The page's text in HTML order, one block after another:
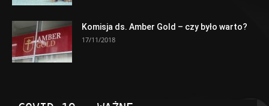
Komisja ds. Amber Gold – czy było warto?
17/11/2018